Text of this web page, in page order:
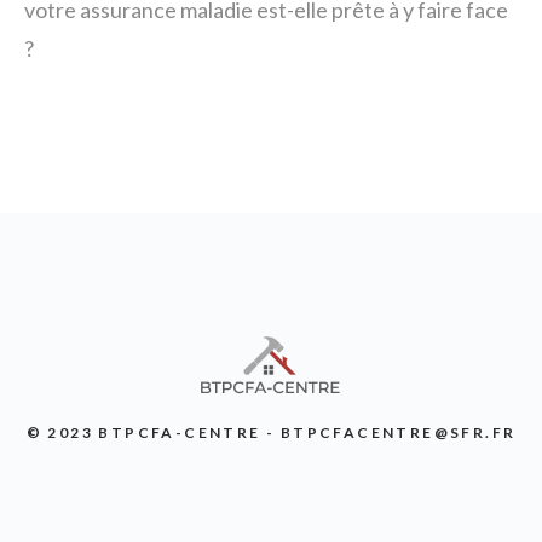
votre assurance maladie est-elle prête à y faire face
?
© 2023 BTPCFA-CENTRE - BTPCFACENTRE@SFR.FR